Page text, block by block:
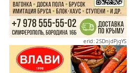
erid: 2SDnjdPjgYS